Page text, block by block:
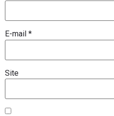
E-mail *
Site